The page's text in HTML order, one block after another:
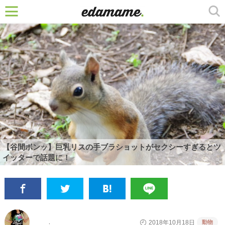
【谷間ボンッ】巨乳リスの手ブラショットがセクシーすぎるとツ
イッターで話題に！
2018年10月18日 動物